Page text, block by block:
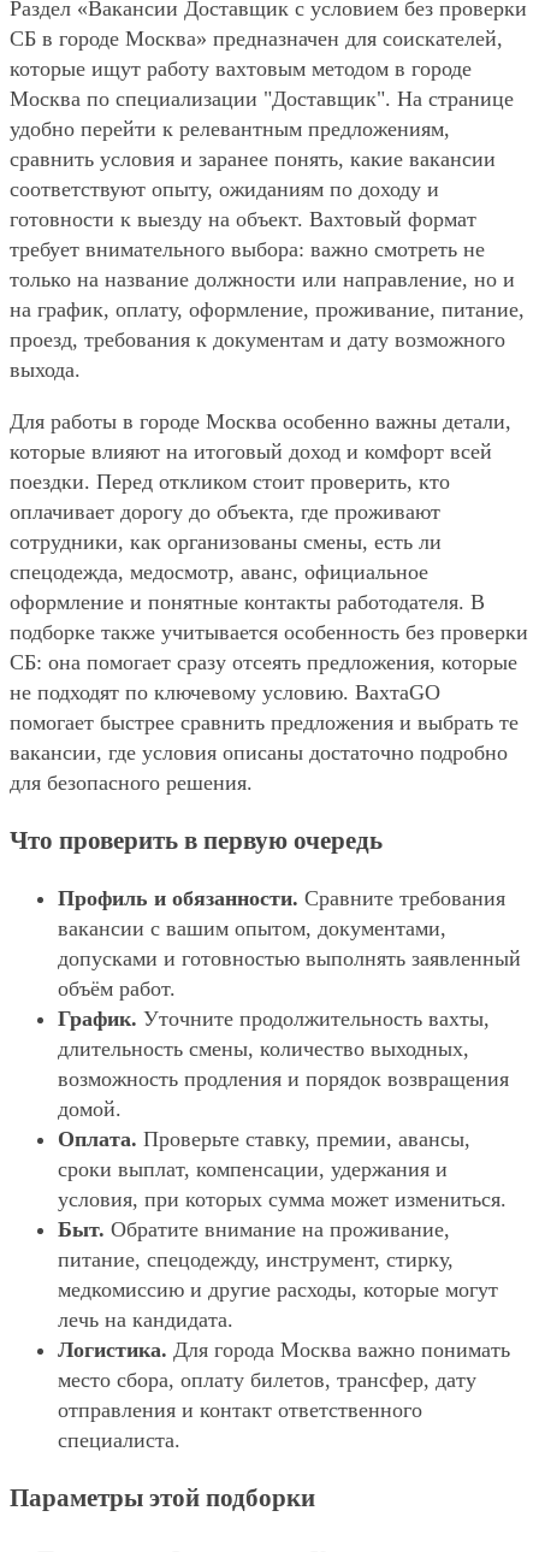
Раздел «Вакансии Доставщик с условием без проверки
СБ в городе Москва» предназначен для соискателей,
которые ищут работу вахтовым методом в городе
Москва по специализации "Доставщик". На странице
удобно перейти к релевантным предложениям,
сравнить условия и заранее понять, какие вакансии
соответствуют опыту, ожиданиям по доходу и
готовности к выезду на объект. Вахтовый формат
требует внимательного выбора: важно смотреть не
только на название должности или направление, но и
на график, оплату, оформление, проживание, питание,
проезд, требования к документам и дату возможного
выхода.
Для работы в городе Москва особенно важны детали,
которые влияют на итоговый доход и комфорт всей
поездки. Перед откликом стоит проверить, кто
оплачивает дорогу до объекта, где проживают
сотрудники, как организованы смены, есть ли
спецодежда, медосмотр, аванс, официальное
оформление и понятные контакты работодателя. В
подборке также учитывается особенность без проверки
СБ: она помогает сразу отсеять предложения, которые
не подходят по ключевому условию. ВахтаGO
помогает быстрее сравнить предложения и выбрать те
вакансии, где условия описаны достаточно подробно
для безопасного решения.
Что проверить в первую очередь
Профиль и обязанности. Сравните требования
вакансии с вашим опытом, документами,
допусками и готовностью выполнять заявленный
объём работ.
График. Уточните продолжительность вахты,
длительность смены, количество выходных,
возможность продления и порядок возвращения
домой.
Оплата. Проверьте ставку, премии, авансы,
сроки выплат, компенсации, удержания и
условия, при которых сумма может измениться.
Быт. Обратите внимание на проживание,
питание, спецодежду, инструмент, стирку,
медкомиссию и другие расходы, которые могут
лечь на кандидата.
Логистика. Для города Москва важно понимать
место сбора, оплату билетов, трансфер, дату
отправления и контакт ответственного
специалиста.
Параметры этой подборки